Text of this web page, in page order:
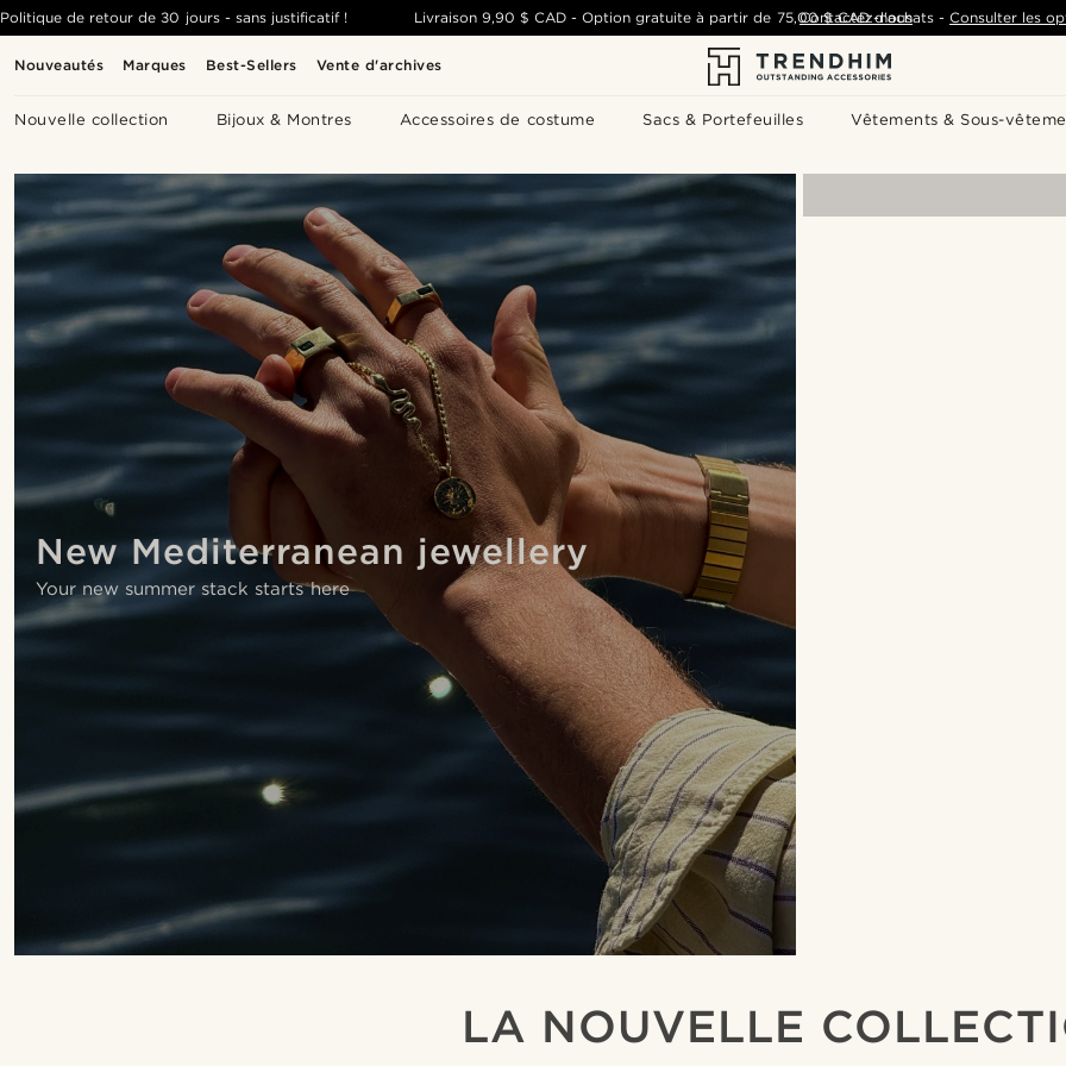
Nouveautés Marques Best-Sellers Vente d'archives
Nouvelle collection Bijoux & Montres Accessoires de costume Sacs & Portefeuilles Vêtements & Sous-
Politique de retour de 30 jours - sans justificatif ! Livraison 9,90 $ CAD-Option gratuite à partir de 75,00 $ CAD d'achats - Consulter les
Contactez-nous
New Mediterranean jewellery
Your new summer stack starts here
LA NOUVELLE